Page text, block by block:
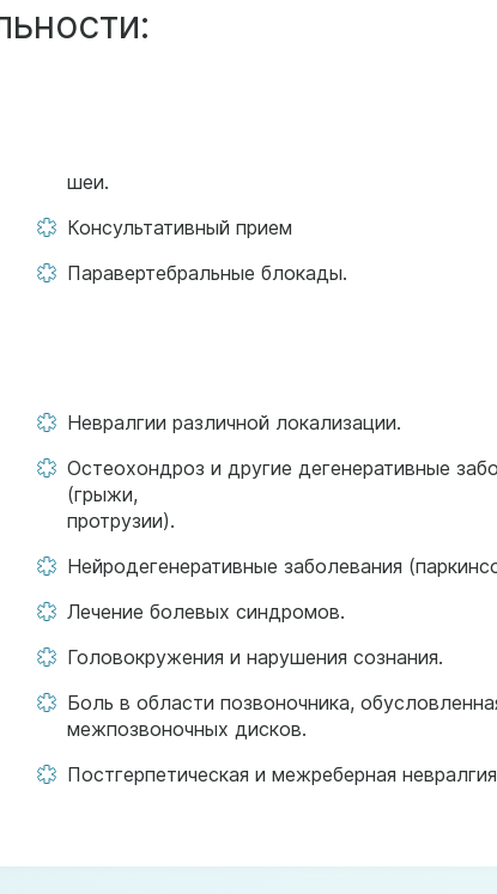
шеи.
Консультативный прием
Паравертебральные блокады.
Невралгии различной локализации.
Остеохондроз и другие дегенеративные
(грыжи,
протрузии).
Нейродегенеративные заболевания
Лечение болевых синдромов.
Головокружения и нарушения сознания.
Боль в области позвоночника,
межпозвоночных дисков.
Постгерпетическая и межреберная